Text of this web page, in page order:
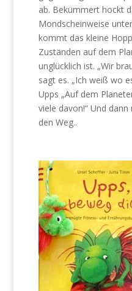
ab. Bekümmert hockt
Mondscheinweise
kommt das kleine
Zuständen auf dem
unglücklich ist. „Wir
sagt es. „Ich weiß wo
Upps „Auf dem
viele davon!“ Und
den Weg..